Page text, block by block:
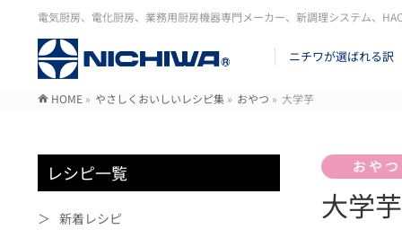
電気厨房、電化厨房、業務用厨房機器専門メーカー、新調理システム、
ニチワが選ばれる訳
HOME » やさしくおいしいレシピ集 » おやつ » 大学芋
大学芋
レシピ一覧
新着レシピ